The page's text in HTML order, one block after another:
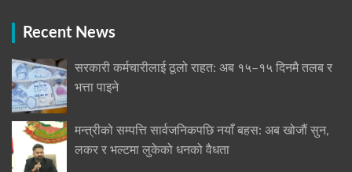
Recent News
सरकारी कर्मचारीलाई ठूलो राहत: अब १५–१५ दिनमै तलब र
भत्ता पाइने
मन्त्रीको सम्पत्ति सार्वजनिकपछि नयाँ बहस: अब खोजौं सुन,
लकर र भल्टमा लुकेको धनको वैधता